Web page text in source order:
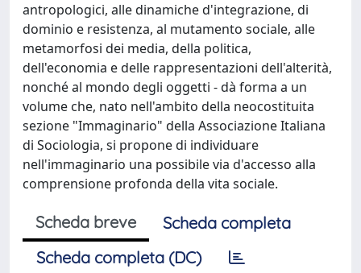
antropologici, alle dinamiche d'integrazione, di
dominio e resistenza, al mutamento sociale, alle
metamorfosi dei media, della politica,
dell'economia e delle rappresentazioni dell'alterità,
nonché al mondo degli oggetti - dà forma a un
volume che, nato nell'ambito della neocostituita
sezione "Immaginario" della Associazione Italiana
di Sociologia, si propone di individuare
nell'immaginario una possibile via d'accesso alla
comprensione profonda della vita sociale.
Scheda breve
Scheda completa
Scheda completa (DC)